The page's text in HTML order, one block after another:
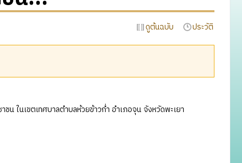
ดูต้นฉบับ ประวัติ
น ในเขตเทศบาลตำบลห้วยข้าวก่ำ อำเภอจุน จังหวัดพะเยา